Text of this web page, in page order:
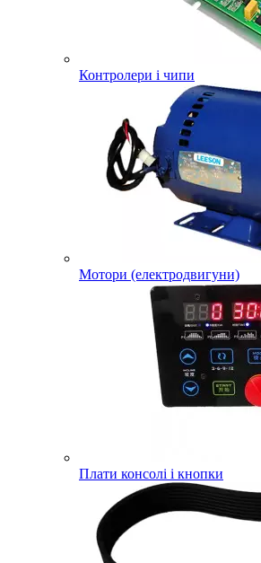
Контролери і чипи
Мотори (електродвигуни)
Плати консолі і кнопки